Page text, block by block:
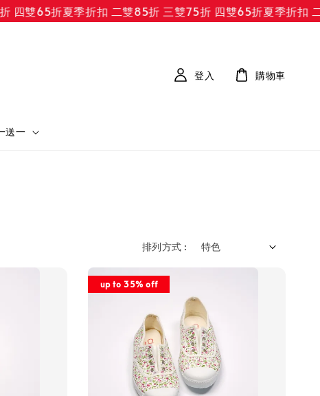
65折夏季折扣 二雙85折 三雙75折 四雙65折夏季折扣 二雙
送一
登入 購物車
排列方式 :
up to 35% off